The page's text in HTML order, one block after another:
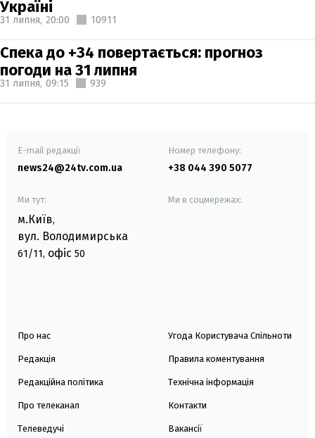
Україні
31 липня, 20:00 10911
Спека до +34 повертається: прогноз
погоди на 31 липня
31 липня, 09:15 939
E-mail редакції
news24@24tv.com.ua
Номер телефону:
+38 044 390 5077
Ми тут:
м.Київ,
вул. Володимирська
61/11, офіс 50
Ми в соцмережах:
Про нас
Редакція
Редакційна політика
Про телеканал
Телеведучі
Угода Користувача Спільноти
Правила коментування
Технічна інформація
Контакти
Вакансії